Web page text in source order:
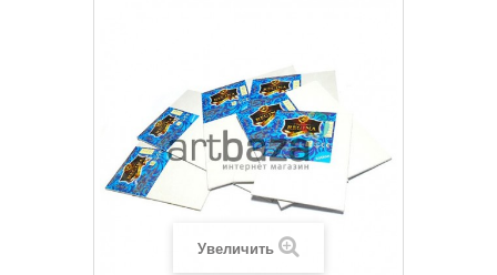
Увеличить